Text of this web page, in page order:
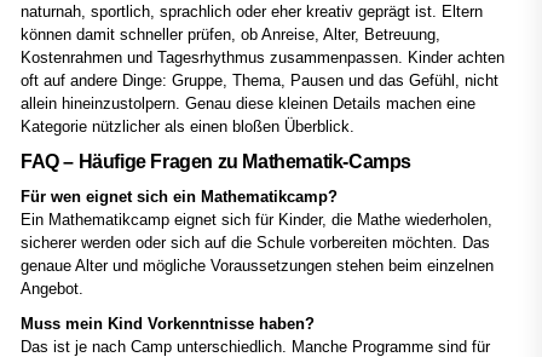
naturnah, sportlich, sprachlich oder eher kreativ geprägt ist. Eltern
können damit schneller prüfen, ob Anreise, Alter, Betreuung,
Kostenrahmen und Tagesrhythmus zusammenpassen. Kinder achten
oft auf andere Dinge: Gruppe, Thema, Pausen und das Gefühl, nicht
allein hineinzustolpern. Genau diese kleinen Details machen eine
Kategorie nützlicher als einen bloßen Überblick.
FAQ – Häufige Fragen zu Mathematik-Camps
Für wen eignet sich ein Mathematikcamp?
Ein Mathematikcamp eignet sich für Kinder, die Mathe wiederholen,
sicherer werden oder sich auf die Schule vorbereiten möchten. Das
genaue Alter und mögliche Voraussetzungen stehen beim einzelnen
Angebot.
Muss mein Kind Vorkenntnisse haben?
Das ist je nach Camp unterschiedlich. Manche Programme sind für